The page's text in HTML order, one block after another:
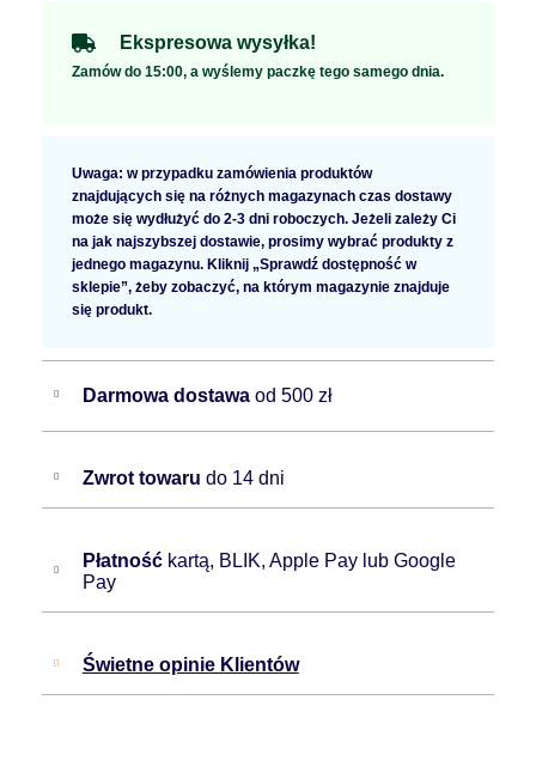
Ekspresowa wysyłka!
Zamów do 15:00, a wyślemy paczkę tego samego dnia.
Uwaga: w przypadku zamówienia produktów
znajdujących się na różnych magazynach czas dostawy
może się wydłużyć do 2-3 dni roboczych. Jeżeli zależy Ci
na jak najszybszej dostawie, prosimy wybrać produkty z
jednego magazynu. Kliknij „Sprawdź dostępność w
sklepie”, żeby zobaczyć, na którym magazynie znajduje
się produkt.
Darmowa dostawa od 500 zł
Zwrot towaru do 14 dni
Płatność kartą, BLIK, Apple Pay lub Google
Pay
Świetne opinie Klientów